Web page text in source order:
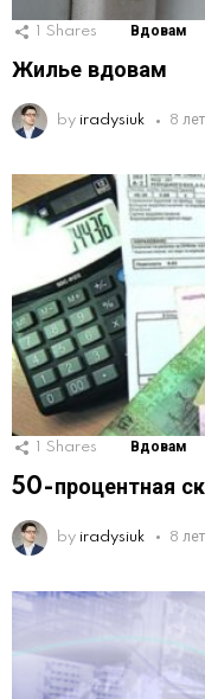
1 Shares Вдовам
Жилье вдовам
by iradysiuk 8
Shares Вдовам
50-процентная
by iradysiuk 8